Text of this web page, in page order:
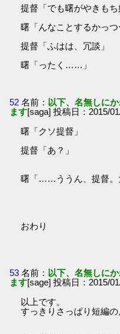
提督「でも曙がやきもち
曙「んなことするかっつ
提督「ふはは、冗談」
曙「ったく……」
52 名前： 以下、名無しに
ます[saga] 投稿日：2015/
曙「クソ提督」
提督「あ？」
曙「……ううん、提督。
おわり
53 名前： 以下、名無しに
ます[sage] 投稿日：2015/
以上です。
すっきりさっぱり短編